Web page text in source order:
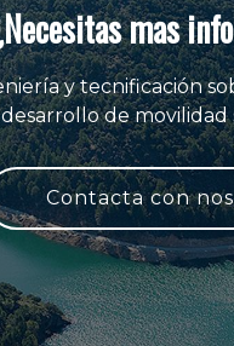
mas
y tecnificación
desarrollo de movilidad
Contacta con